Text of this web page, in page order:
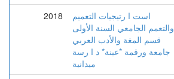
2018
است ا رتيجيات التعميم
والتعمم الجامعي السنة الأولى
قسم المغة والأدب العربي
جامعة ورقمة *عينة* د ا رسة
ميدانية